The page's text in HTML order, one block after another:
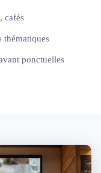
cafés
thématiques
ponctuelles